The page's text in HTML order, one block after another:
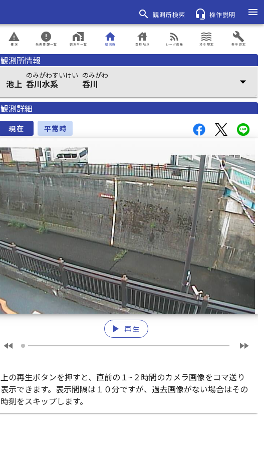
search 観測所検索 headset_mic 操作説明
menu
概況
report_problem
発表情報一覧
error
観測所一覧
home_work
観測所
home
登録地点
house
レーダ雨量
rss_feed
浸水想定
waves
表示設定
build
観測所情報
池上
のみがわすいけい
呑川水系
のみがわ
呑川 arrow_drop_down
観測詳細
現在 平常時
play_arrow 再生
fast_rewind fast_forward
上の再生ボタンを押すと、直前の１~２時間のカメラ画像をコマ送り
表示できます。表示間隔は１０分ですが、過去画像がない場合はその
時刻をスキップします。